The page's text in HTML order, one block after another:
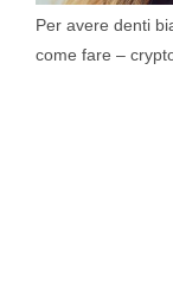
Per avere denti
come fare –